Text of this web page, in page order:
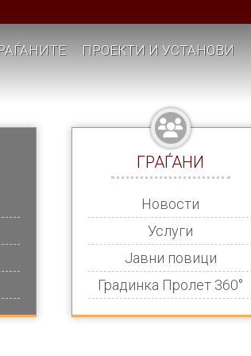
ПРОЕКТИ И УСТАНОВИ
ГРАЃАНИ
Новости
Услуги
Јавни повици
Градинка Пролет 360°